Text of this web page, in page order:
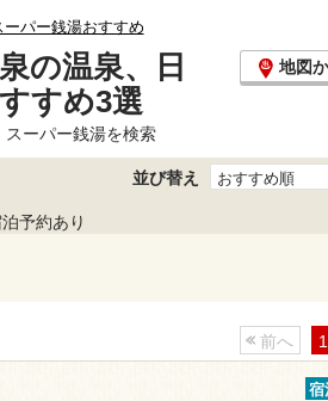
パー銭湯おすすめ
の温泉、日
すめ3選
地図
ーパー銭湯を検索
並び替え おすすめ順
予約あり
前へ 1
宿